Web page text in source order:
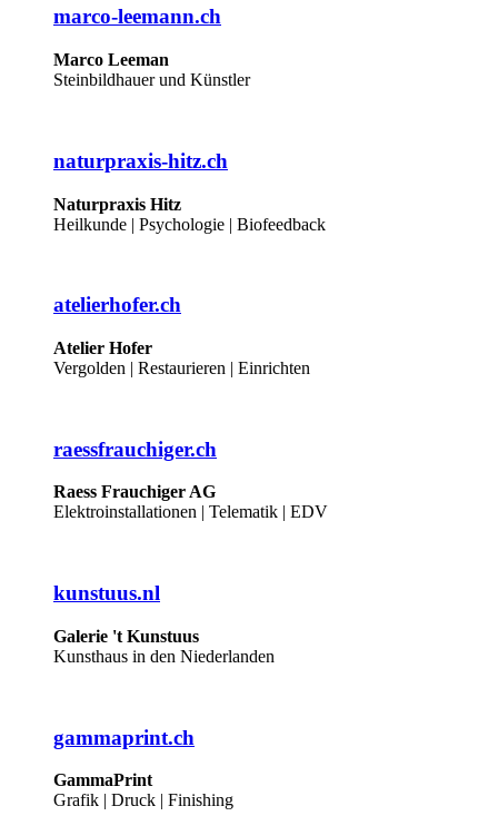
marco-leemann.ch
Marco Leeman
Steinbildhauer und Künstler
naturpraxis-hitz.ch
Naturpraxis Hitz
Heilkunde | Psychologie | Biofeedback
atelierhofer.ch
Atelier Hofer
Vergolden | Restaurieren | Einrichten
raessfrauchiger.ch
Raess Frauchiger AG
Elektroinstallationen | Telematik | EDV
kunstuus.nl
Galerie 't Kunstuus
Kunsthaus in den Niederlanden
gammaprint.ch
GammaPrint
Grafik | Druck | Finishing